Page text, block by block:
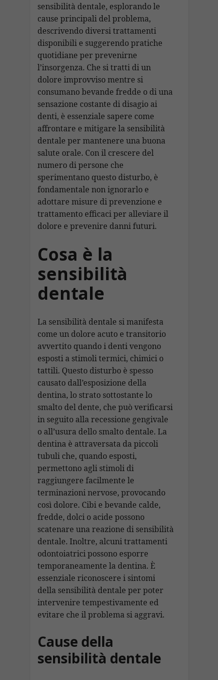
sensibilità dentale, esplorando le
cause principali del problema,
descrivendo diversi trattamenti
disponibili e suggerendo pratiche
quotidiane per prevenirne
l’insorgenza. Che si tratti di un
dolore improvviso mentre si
consumano bevande fredde o di una
sensazione costante di disagio ai
denti, è essenziale sapere come
affrontare e mitigare la sensibilità
dentale per mantenere una buona
salute orale. Con il crescere del
numero di persone che
sperimentano questo disturbo, è
fondamentale non ignorarlo e
adottare misure di prevenzione e
trattamento efficaci per alleviare il
dolore e prevenire danni futuri.
Cosa è la
sensibilità
dentale
La sensibilità dentale si manifesta
come un dolore acuto e transitorio
avvertito quando i denti vengono
esposti a stimoli termici, chimici o
tattili. Questo disturbo è spesso
causato dall’esposizione della
dentina, lo strato sottostante lo
smalto del dente, che può verificarsi
in seguito alla recessione gengivale
o all’usura dello smalto dentale. La
dentina è attraversata da piccoli
tubuli che, quando esposti,
permettono agli stimoli di
raggiungere facilmente le
terminazioni nervose, provocando
così dolore. Cibi e bevande calde,
fredde, dolci o acide possono
scatenare una reazione di sensibilità
dentale. Inoltre, alcuni trattamenti
odontoiatrici possono esporre
temporaneamente la dentina. È
essenziale riconoscere i sintomi
della sensibilità dentale per poter
intervenire tempestivamente ed
evitare che il problema si aggravi.
Cause della
sensibilità dentale